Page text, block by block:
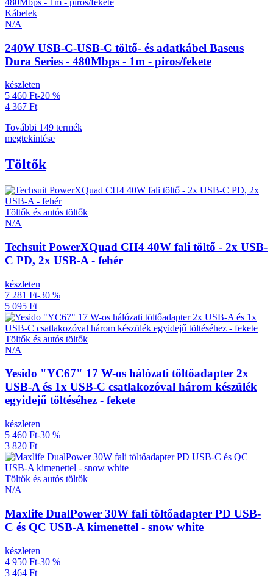
Kábelek
N/A
240W USB-C-USB-C töltő- és adatkábel Baseus
Dura Series - 480Mbps - 1m - piros/fekete
készleten
5 460 Ft-20 %
4 367 Ft
További 149 termék
megtekintése
Töltők
Töltők és autós töltők
N/A
Techsuit PowerXQuad CH4 40W fali töltő - 2x USB-
C PD, 2x USB-A - fehér
készleten
7 281 Ft-30 %
5 095 Ft
Töltők és autós töltők
N/A
Yesido "YC67" 17 W-os hálózati töltőadapter 2x
USB-A és 1x USB-C csatlakozóval három készülék
egyidejű töltéséhez - fekete
készleten
5 460 Ft-30 %
3 820 Ft
Töltők és autós töltők
N/A
Maxlife DualPower 30W fali töltőadapter PD USB-
C és QC USB-A kimenettel - snow white
készleten
4 950 Ft-30 %
3 464 Ft